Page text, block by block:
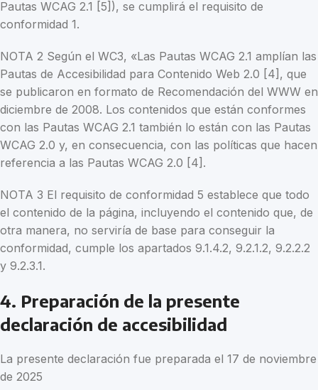
Pautas WCAG 2.1 [5]), se cumplirá el requisito de
conformidad 1.
NOTA 2 Según el WC3, «Las Pautas WCAG 2.1 amplían las
Pautas de Accesibilidad para Contenido Web 2.0 [4], que
se publicaron en formato de Recomendación del WWW en
diciembre de 2008. Los contenidos que están conformes
con las Pautas WCAG 2.1 también lo están con las Pautas
WCAG 2.0 y, en consecuencia, con las políticas que hacen
referencia a las Pautas WCAG 2.0 [4].
NOTA 3 El requisito de conformidad 5 establece que todo
el contenido de la página, incluyendo el contenido que, de
otra manera, no serviría de base para conseguir la
conformidad, cumple los apartados 9.1.4.2, 9.2.1.2, 9.2.2.2
y 9.2.3.1.
4. Preparación de la presente
declaración de accesibilidad
La presente declaración fue preparada el 17 de noviembre
de 2025